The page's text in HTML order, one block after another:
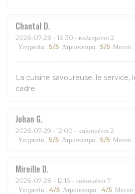
Chantal D
2026-07-28 - 13:30 - καλεσμένοι 2
Υπηρεσία : 5/5 Ατμόσφαιρα : 5/5 Μενού :
La cuisine savoureuse, le service,
cadre
Johan G
2026-07-29 - 12:00 - καλεσμένοι 2
Υπηρεσία : 5/5 Ατμόσφαιρα : 5/5 Μενού :
Mireille D
2026-07-28 - 12:15 - καλεσμένοι 7
Υπηρεσία : 4/5 Ατμόσφαιρα : 4/5 Μενού